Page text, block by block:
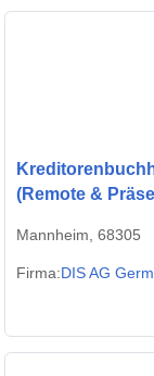
(Remote &
Mannheim, 68305
Firma:DIS AG